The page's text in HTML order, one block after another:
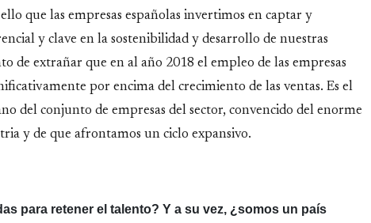
que las empresas españolas invertimos en captar y
y clave en la sostenibilidad y desarrollo de nuestras
de extrañar que en al año 2018 el empleo de las empresas
por encima del crecimiento de las ventas. Es el
del conjunto de empresas del sector, convencido del enorme
y de que afrontamos un ciclo expansivo.
para retener el talento? Y a su vez, ¿somos un país